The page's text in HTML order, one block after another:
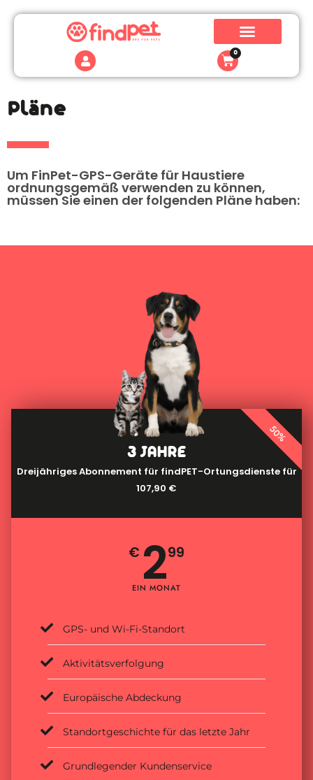
0
Pläne
Um FinPet-GPS-Geräte für Haustiere
ordnungsgemäß verwenden zu können,
müssen Sie einen der folgenden Pläne haben:
3 JAHRE
Dreijähriges Abonnement für findPET-Ortungsdienste für
107,90 €
€ 299
EIN MONAT
GPS- und Wi-Fi-Standort
Aktivitätsverfolgung
Europäische Abdeckung
Standortgeschichte für das letzte Jahr
Grundlegender Kundenservice
50%